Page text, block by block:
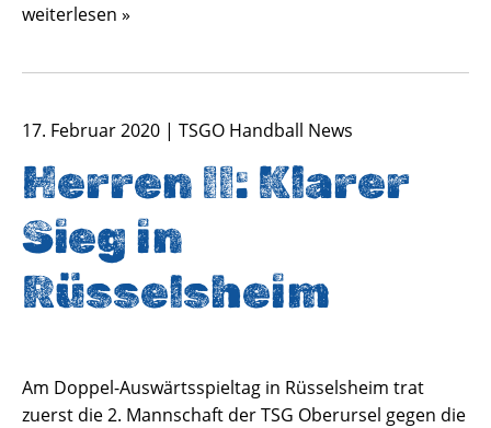
weiterlesen »
17. Februar 2020 | TSGO Handball News
Herren II: Klarer
Sieg in
Rüsselsheim
Am Doppel-Auswärtsspieltag in Rüsselsheim trat
zuerst die 2. Mannschaft der TSG Oberursel gegen die